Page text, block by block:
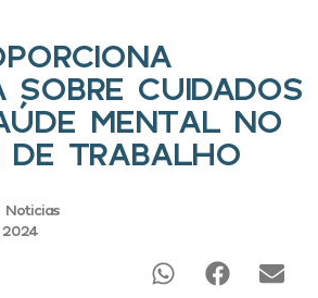
SOBRE CUIDADOS
MENTAL NO
DE TRABALHO
Noticias